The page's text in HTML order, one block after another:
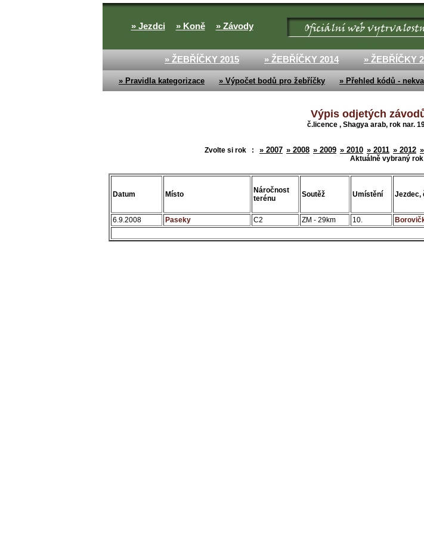
» Jezdci » Koně » Závody
» ŽEBŘÍČKY 2015 » ŽEBŘÍČKY 2014 » ŽEBŘÍČKY
» Pravidla kategorizace » Výpočet bodů pro žebříčky » Přehled kódů -
Výpis odjetých
č.licence , Shagya arab, rok nar.
Zvolte si rok : » 2007 » 2008 » 2009 » 2010 » 2011 » 2012
Aktuálně vybraný
Datum Místo
Náročnost
terénu
Soutěž Umístění Jezdec,
6.9.2008 Paseky C2 ZM - 29km 10.